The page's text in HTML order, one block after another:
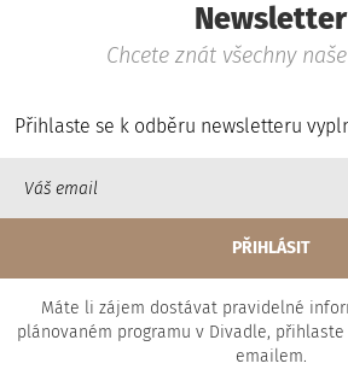
Newsletter
Chcete znát všechny
Přihlaste se k odběru newsletteru
Máte li zájem dostávat pravidelné
plánovaném programu v Divadle,
emailem.